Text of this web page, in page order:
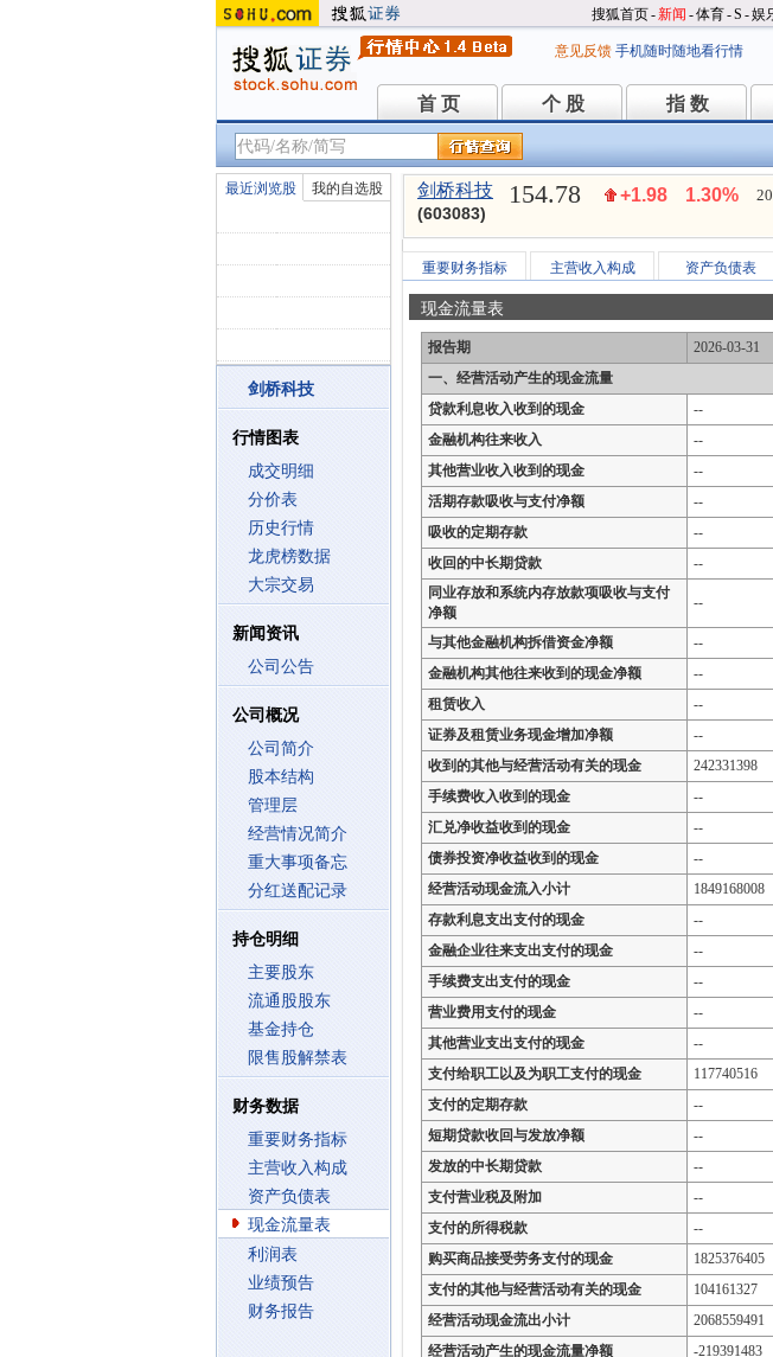
搜狐首页-新闻 -体育-S -娱
意见反馈 手机随时随地看行情
首 页
首 页 个 股
个 股 指 数
指 数
最近浏览股 我的自选股
剑桥科技
行情图表
成交明细
分价表
历史行情
龙虎榜数据
大宗交易
新闻资讯
公司公告
公司概况
公司简介
股本结构
管理层
经营情况简介
重大事项备忘
分红送配记录
持仓明细
主要股东
流通股股东
基金持仓
限售股解禁表
财务数据
重要财务指标
主营收入构成
资产负债表
现金流量表
利润表
业绩预告
财务报告
剑桥科技
(603083)
154.78 +1.98 1.30%
重要财务指标 主营收入构成 资产负债表
现金流量表
报告期 2026-03-31
一、经营活动产生的现金流量
贷款利息收入收到的现金
--
金融机构往来收入
--
其他营业收入收到的现金
--
活期存款吸收与支付净额
--
吸收的定期存款
--
收回的中长期贷款
--
同业存放和系统内存放款项吸收与支付
净额
--
与其他金融机构拆借资金净额 --
金融机构其他往来收到的现金净额
--
租赁收入
--
证券及租赁业务现金增加净额
--
收到的其他与经营活动有关的现金
242331398
手续费收入收到的现金
--
汇兑净收益收到的现金
--
债券投资净收益收到的现金
--
经营活动现金流入小计
1849168008
存款利息支出支付的现金
--
金融企业往来支出支付的现金
--
手续费支出支付的现金
--
营业费用支付的现金
--
其他营业支出支付的现金
--
支付给职工以及为职工支付的现金
117740516
支付的定期存款
--
短期贷款收回与发放净额
--
发放的中长期贷款
--
支付营业税及附加
--
支付的所得税款
--
购买商品接受劳务支付的现金
1825376405
支付的其他与经营活动有关的现金
104161327
经营活动现金流出小计
2068559491
经营活动产生的现金流量净额
-219391483